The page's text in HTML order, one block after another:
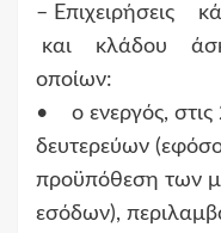
– Επιχειρήσεις
και κλάδου
οποίων:
• ο ενεργός,
δευτερεύων
προϋπόθεση των
εσόδων),